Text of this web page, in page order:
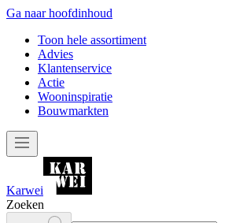
Ga naar hoofdinhoud
Toon hele assortiment
Advies
Klantenservice
Actie
Wooninspiratie
Bouwmarkten
Karwei
Zoeken